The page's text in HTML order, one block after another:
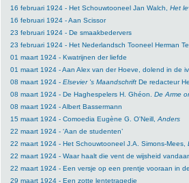
16 februari 1924 - Het Schouwtooneel Jan Walch, Het
16 februari 1924 - Aan Scissor
23 februari 1924 - De smaakbedervers
23 februari 1924 - Het Nederlandsch Tooneel Herman
01 maart 1924 - Kwatrijnen der liefde
01 maart 1924 - Aan Alex van der Hoeve, dolend in de
08 maart 1924 - Elsevier 's Maandschrift De redacteur
08 maart 1924 - De Haghespelers H. Ghéon. De Arme
08 maart 1924 - Albert Bassermann
15 maart 1924 - Comoedia Eugène G. O'Neill, Anders
22 maart 1924 - ‘Aan de studenten’
22 maart 1924 - Het Schouwtooneel J.A. Simons-Mees,
22 maart 1924 - Waar haalt die vent de wijsheid
22 maart 1924 - Een versje op een prentje vooraan in
29 maart 1924 - Een zotte lentetragedie